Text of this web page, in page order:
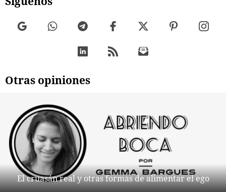
Otras opiniones
El cruasán real y otras formas de alimentar el ego